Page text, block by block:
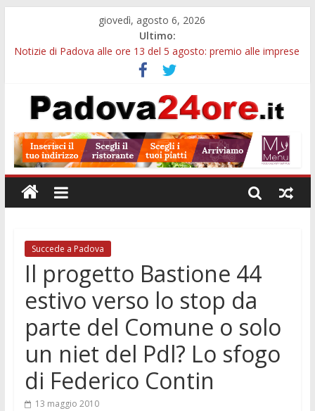
giovedì, agosto 6, 2026
Ultimo:
Notizie di Padova alle ore 13 del 5 agosto: premio alle imprese
Notizie di Padova alle ore 21: SIT torna all’utile, crescono le
auto nuove e concorsi comunali
Transizione 4.0, più tempo alle imprese del Padovano:
Quando le dimissioni non fanno perdere la NASpI: le tutele
previste nei casi di violenza di genere
Malattie neurodegenerative, uno studio dell’Università di
Padova parte dall’infiammazione intestinale
Succede a Padova
Il progetto Bastione 44
estivo verso lo stop da
parte del Comune o solo
un niet del Pdl? Lo sfogo
di Federico Contin
13 maggio 2010